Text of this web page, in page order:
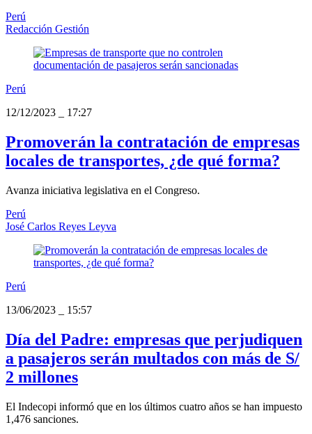
Perú
Redacción Gestión
Perú
12/12/2023
17:27
Promoverán la contratación de empresas
locales de transportes, ¿de qué forma?
Avanza iniciativa legislativa en el Congreso.
Perú
José Carlos Reyes Leyva
Perú
13/06/2023
15:57
Día del Padre: empresas que perjudiquen
a pasajeros serán multados con más de S/
2 millones
El Indecopi informó que en los últimos cuatro años se han impuesto
1,476 sanciones.